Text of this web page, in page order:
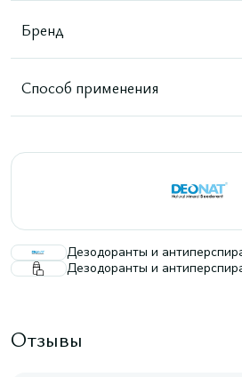
Бренд
Способ применения
Дезодоранты и
Дезодоранты и
Отзывы